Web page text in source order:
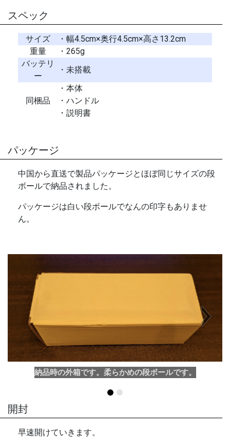
スペック
サイズ
・幅4.5cm×奥行4.5cm×高さ13.2cm
重量
・265g
バッテリ
ー
・未搭載
同梱品
・本体
・ハンドル
・説明書
パッケージ
中国から直送で製品パッケージとほぼ同じサイズの段
ボールで納品されました。
パッケージは白い段ボールでなんの印字もありませ
ん。
納品時の外箱です。柔らかめの段ボールです。
Next
開封
早速開けていきます。